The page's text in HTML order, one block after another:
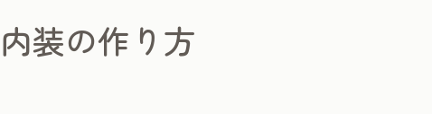
ナチュラルな室内装飾を楽しむ方法
装の作り方